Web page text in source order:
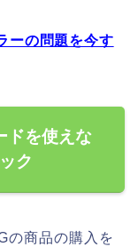
ーの問題を今す
ドを使えな
ク
の商品の購入を